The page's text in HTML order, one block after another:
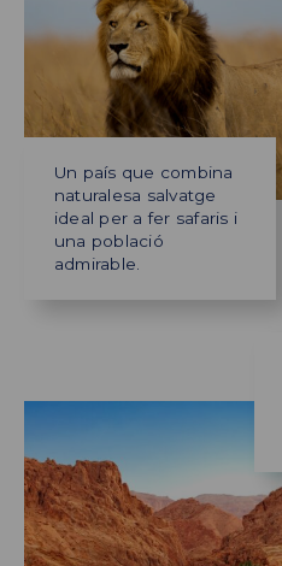
Un país que combina
naturalesa salvatge
ideal per a fer safaris i
una població
admirable.